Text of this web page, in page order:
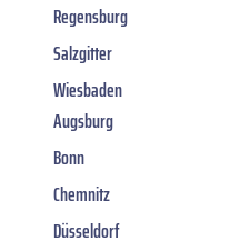
Regensburg
Salzgitter
Wiesbaden
Augsburg
Bonn
Chemnitz
Düsseldorf